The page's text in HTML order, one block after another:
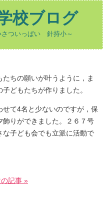
校ブログ
ついっぱい 針持小～
ちの願いが叶うように，ま
どもたちが作りました。
て4名と少ないのですが，保
りができました。２６７号
子ども会でも立派に活動で
の記事 »